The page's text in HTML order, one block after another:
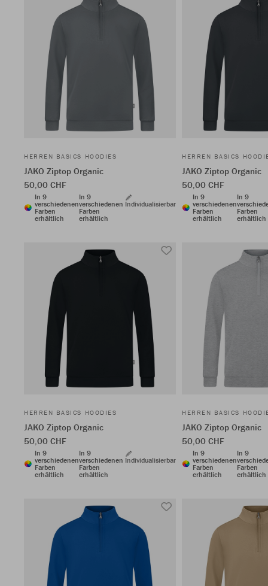
HERREN BASICS HOODIES
JAKO Ziptop Organic
50,00 CHF
In 9
verschiedenen
Farben
erhältlich
In 9
verschiedenen
Farben
erhältlich
Individualisierbar
HERREN BASICS
JAKO Ziptop Organic
50,00 CHF
In 9
verschiedenen
Farben
erhältlich
In 9
Farben
erhältlich
HERREN BASICS HOODIES
JAKO Ziptop Organic
50,00 CHF
In 9
verschiedenen
Farben
erhältlich
In 9
verschiedenen
Farben
erhältlich
Individualisierbar
HERREN BASICS
JAKO Ziptop Organic
50,00 CHF
In 9
verschiedenen
Farben
erhältlich
In 9
Farben
erhältlich